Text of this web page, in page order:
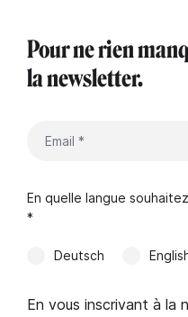
Pour ne rien
la newsletter.
En quelle langue
*
Deutsch
En vous inscrivant à la